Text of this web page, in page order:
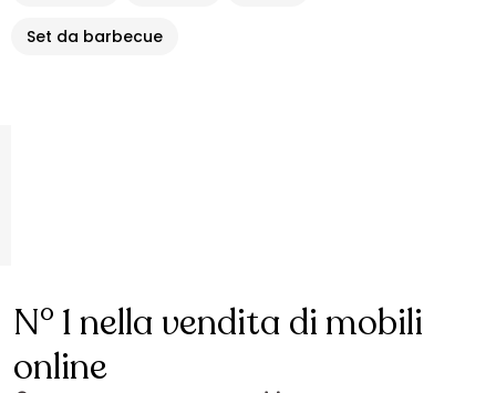
Set da barbecue
N° 1 nella vendita di mobili
online